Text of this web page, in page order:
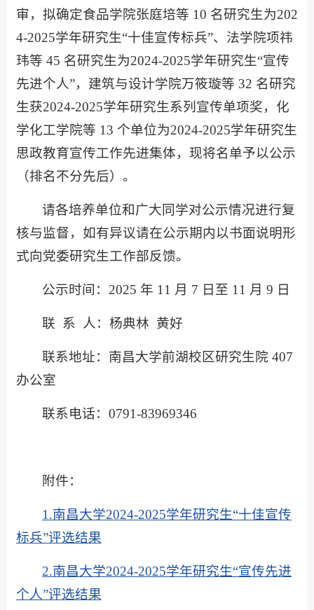
审，拟确定食品学院张庭培等 10 名研究生为202
4-2025学年研究生“十佳宣传标兵”、法学院项祎
玮等 45 名研究生为2024-2025学年研究生“宣传
先进个人”，建筑与设计学院万筱璇等 32 名研究
生获2024-2025学年研究生系列宣传单项奖，化
学化工学院等 13 个单位为2024-2025学年研究生
思政教育宣传工作先进集体，现将名单予以公示
（排名不分先后）。
请各培养单位和广大同学对公示情况进行复
核与监督，如有异议请在公示期内以书面说明形
式向党委研究生工作部反馈。
公示时间：2025 年 11 月 7 日至 11 月 9 日
联 系 人：杨典林 黄好
联系地址：南昌大学前湖校区研究生院 407
办公室
联系电话：0791-83969346
附件：
1.南昌大学2024-2025学年研究生“十佳宣传
标兵”评选结果
2.南昌大学2024-2025学年研究生“宣传先进
个人”评选结果